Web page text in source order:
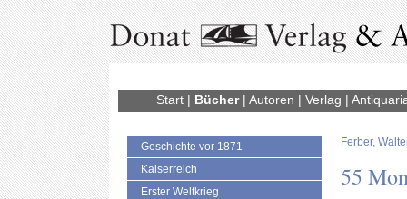
Start| Bücher| Autoren | Verlag |
Geschichte vor 1871
Kaiserreich
Erster Weltkrieg
Ferber,
55